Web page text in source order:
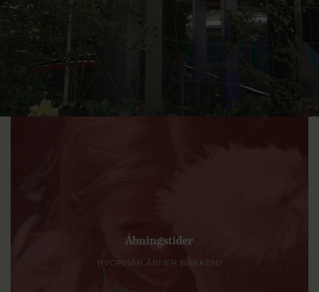
Åbningstider
HVORNÅR ÅBNER BAKKEN?